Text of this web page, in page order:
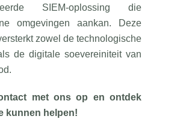
SIEM-oplossing die
omgevingen aankan. Deze
zowel de technologische
de digitale soevereiniteit van
met ons op en ontdek
kunnen helpen!